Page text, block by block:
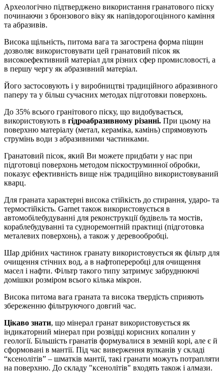
Археологічно підтверджено використання гранатового піску
починаючи з бронзового віку як напівдорогоцінного каміння
та абразивів.
Висока щільність, питома вага та загострена форма піщин
дозволяє використовувати цей гранатовий пісок як
високоефективний матеріал для різних сфер промисловості, а
в першу чергу як абразивний матеріал.
Його застосовують і у виробництві традиційного абразивного
паперу та у більш сучасних методах підготовки поверхонь.
До 35% всього гранітового піску, що видобувається,
використовують в гідроабразивному різанні. При цьому на
поверхню матеріалу (метал, кераміка, камінь) спрямовують
струмінь води з абразивними частинками.
Гранатовий пісок, який Ви можете придбати у нас при
підготовці поверхонь методом піскоструминної обробки,
показує ефективність вище ніж традиційно використовуваний
кварц.
Для граната характерні висока стійкість до стирання, ударо- та
термостійкість. Garnet також використовується в
автомобілебудуванні для реконструкції будівель та мостів,
кораблебудуванні та судноремонтній практиці (підготовка
металевих поверхонь), а також у деревообробці.
Шар дрібних частинок гранату використовується як фільтр для
очищення стічних вод, а в нафтопереробці для очищення
масел і нафти. Фільтр такого типу затримує забруднюючі
домішки розміром всього кілька мікрон.
Висока питома вага граната та висока твердість сприяють
збереженню фільтруючого довгий час.
Цікаво знати, що мінерал гранат використовується як
індикаторний мінерал при розвідці корисних копалин у
геології. Більшість гранатів формувалися в земній корі, але є й
сформовані в мантії. Під час виверження вулканів у складі
“ксенолітів” – шматків мантії, такі гранати можуть потрапляти
на поверхню. До складу "ксенолітів" входять також і алмази.